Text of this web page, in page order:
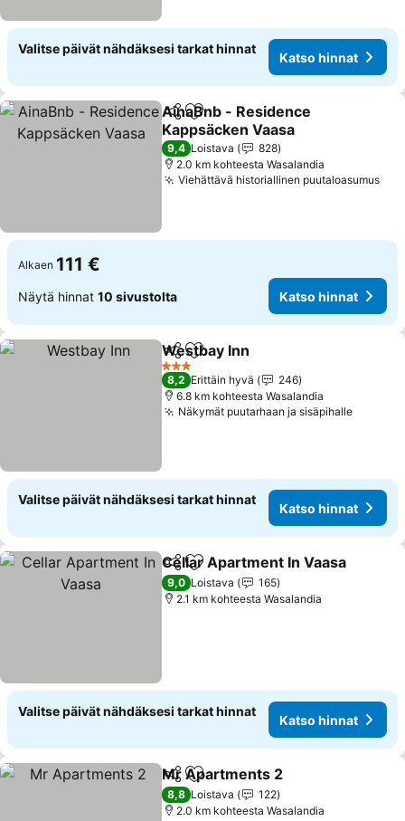
Valitse päivät nähdäksesi tarkat hinnat
Katso hinnat
Jaa Lisää suosikkeihin
AinaBnb - Residence
Kappsäcken Vaasa
9,4 Loistava
828
2.0 km kohteesta Wasalandia
Viehättävä historiallinen puutaloasumus
Alkaen 111 €
Näytä hinnat 10 sivustolta Katso hinnat
Jaa Lisää suosikkeihin
Westbay Inn
3 Tähtiluokitus
8,2 Erittäin hyvä
246
6.8 km kohteesta Wasalandia
Näkymät puutarhaan ja sisäpihalle
Valitse päivät nähdäksesi tarkat hinnat
Katso hinnat
Jaa Lisää suosikkeihin
Cellar Apartment In Vaasa
9,0 Loistava
165
2.1 km kohteesta Wasalandia
Valitse päivät nähdäksesi tarkat hinnat
Katso hinnat
Jaa Lisää suosikkeihin
Mr Apartments 2
8,8 Loistava
122
2.0 km kohteesta Wasalandia